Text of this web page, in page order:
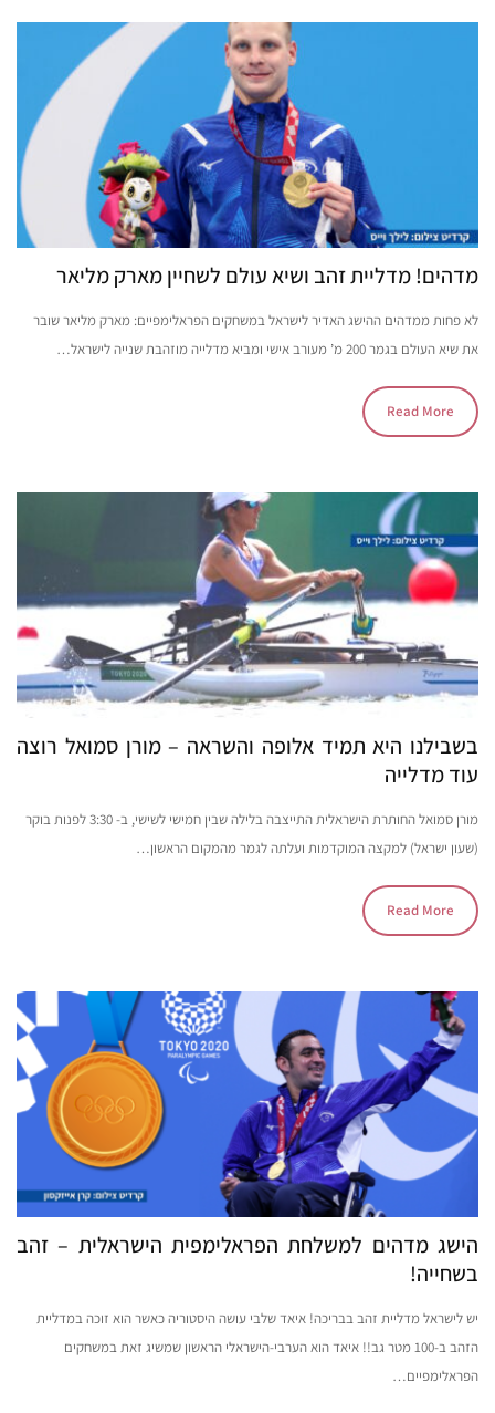
מדהים! מדליית זהב ושיא עולם לשחיין מארק מליאר
לא פחות ממדהים ההישג האדיר לישראל במשחקים הפראלימפיים: מארק מליאר שובר
את שיא העולם בגמר 200 מ’ מעורב אישי ומביא מדלייה מוזהבת שנייה לישראל…
Read More
בשבילנו היא תמיד אלופה והשראה – מורן סמואל רוצה
עוד מדלייה
מורן סמואל החותרת הישראלית התייצבה בלילה שבין חמישי לשישי, ב- 3:30 לפנות בוקר
(שעון ישראל) למקצה המוקדמות ועלתה לגמר מהמקום הראשון…
Read More
הישג מדהים למשלחת הפראלימפית הישראלית – זהב
בשחייה!
יש לישראל מדליית זהב בבריכה! איאד שלבי עושה היסטוריה כאשר הוא זוכה במדליית
הזהב ב-100 מטר גב!! איאד הוא הערבי-הישראלי הראשון שמשיג זאת במשחקים
הפראלימפיים…